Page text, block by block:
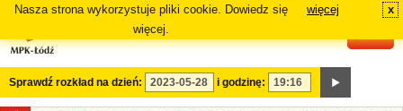
Nasza strona wykorzystuje pliki cookie. Dowiedz się
więcej.
więcej x
Sprawdź rozkład na dzień: i godzinę: